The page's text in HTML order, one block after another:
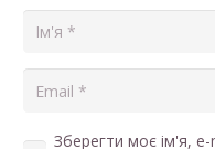
Зберегти моє ім'я,